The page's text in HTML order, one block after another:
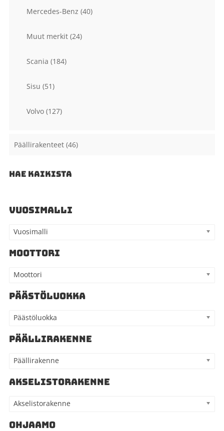
Mercedes-Benz (40)
Muut merkit (24)
Scania (184)
Sisu (51)
Volvo (127)
Päällirakenteet (46)
HAE KAIKISTA
VUOSIMALLI
Vuosimalli
MOOTTORI
Moottori
PÄÄSTÖLUOKKA
Päästöluokka
PÄÄLLIRAKENNE
Päällirakenne
AKSELISTORAKENNE
Akselistorakenne
OHJAAMO